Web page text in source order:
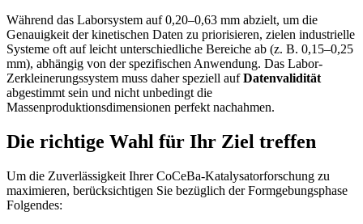
Während das Laborsystem auf 0,20–0,63 mm abzielt, um die
Genauigkeit der kinetischen Daten zu priorisieren, zielen industrielle
Systeme oft auf leicht unterschiedliche Bereiche ab (z. B. 0,15–0,25
mm), abhängig von der spezifischen Anwendung. Das Labor-
Zerkleinerungssystem muss daher speziell aufDatenvalidität
abgestimmt sein und nicht unbedingt die
Massenproduktionsdimensionen perfekt nachahmen.
Die richtige Wahl für Ihr Ziel treffen
Um die Zuverlässigkeit Ihrer CoCeBa-Katalysatorforschung zu
maximieren, berücksichtigen Sie bezüglich der Formgebungsphase
Folgendes: